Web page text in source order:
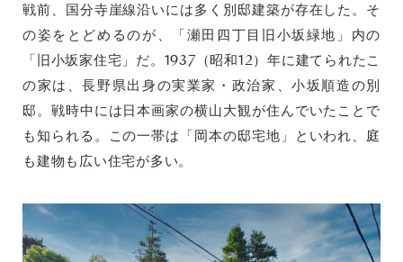
戦前、国分寺崖線沿いには多く別邸建築が存在した。そ
の姿をとどめるのが、「瀬田四丁目旧小坂緑地」内の
「旧小坂家住宅」だ。1937（昭和12）年に建てられたこ
の家は、長野県出身の実業家・政治家、小坂順造の別
邸。戦時中には日本画家の横山大観が住んでいたことで
も知られる。この一帯は「岡本の邸宅地」といわれ、庭
も建物も広い住宅が多い。